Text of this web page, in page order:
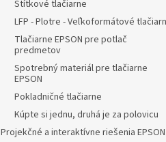
Štítkové tlačiarne
LFP - Plotre - Veľkoformátové
Tlačiarne EPSON pre potlač
predmetov
Spotrebný materiál pre tlačiarne
EPSON
Pokladničné tlačiarne
Kúpte si jednu, druhá je za polovicu
Projekčné a interaktívne riešenia EPSON